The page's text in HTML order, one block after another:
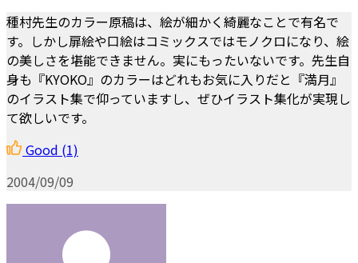
種村先生のカラー原稿は、絵が細かく綺麗なことで有名で
す。しかし扉絵や口絵はコミックスではモノクロになり、絵
の美しさを堪能できません。実にもったいないです。先生自
身も『KYOKO』のカラーはどれもお気に入りだと『満月』
のイラスト集で仰っていますし、ぜひイラスト集化が実現し
て欲しいです。
Good (1)
2004/09/09